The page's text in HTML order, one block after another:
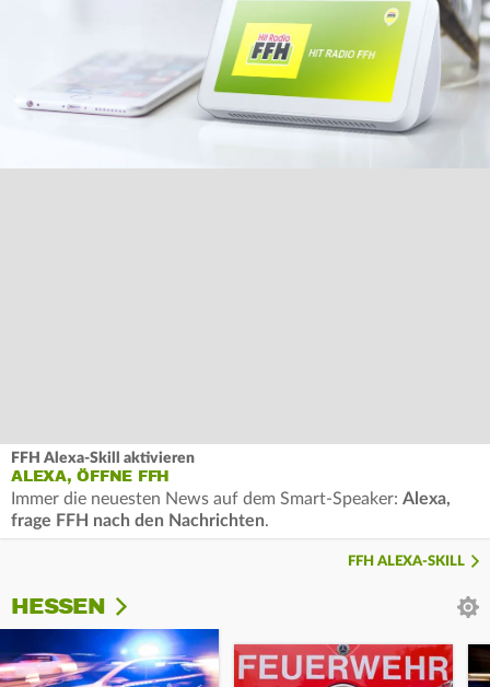
FFH Alexa-Skill aktivieren
ALEXA, ÖFFNE FFH
Immer die neuesten News auf dem Smart-Speaker: Alexa,
frage FFH nach den Nachrichten.
FFH ALEXA-SKILL
HESSEN